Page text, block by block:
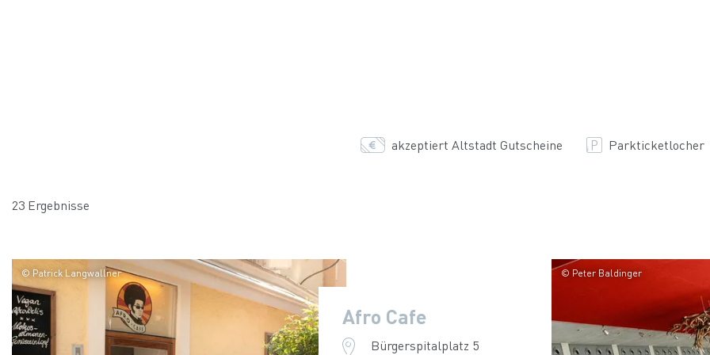
akzeptiert Altstadt Gutscheine Parkticketlocher
23 Ergebnisse
© Patrick Langwallner
Afro Cafe
Bürgerspitalplatz 5
© Peter Baldinger